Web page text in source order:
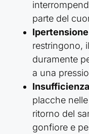
parte del
restringono,
duramente
a una
placche
ritorno del
gonfiore e